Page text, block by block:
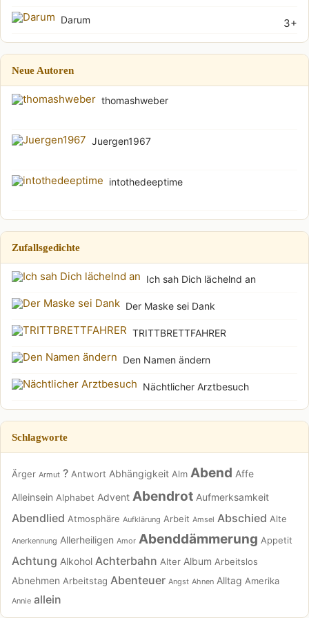
3+
Darum
Neue Autoren
thomashweber
Juergen1967
intothedeeptime
Zufallsgedichte
Ich sah Dich lächelnd an
Der Maske sei Dank
TRITTBRETTFAHRER
Den Namen ändern
Nächtlicher Arztbesuch
Schlagworte
Ärger Armut ? Antwort Abhängigkeit Alm Abend Affe
Alleinsein Alphabet Advent Abendrot Aufmerksamkeit
Abendlied Atmosphäre Aufklärung Arbeit Amsel Abschied Alte
Anerkennung Allerheiligen Amor Abenddämmerung Appetit
Achtung Alkohol Achterbahn Alter Album Arbeitslos
Abnehmen Arbeitstag Abenteuer Angst Ahnen Alltag Amerika
Annie allein